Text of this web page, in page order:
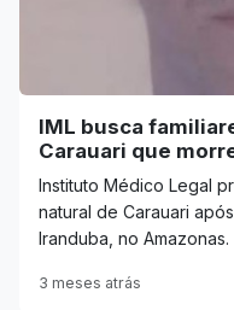
IML busca
Carauari que
Instituto Médico Legal
natural de Carauari
Iranduba, no Amazonas.
3 meses atrás